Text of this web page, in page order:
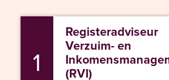
1
Registeradviseur
Verzuim- en
(RVI)